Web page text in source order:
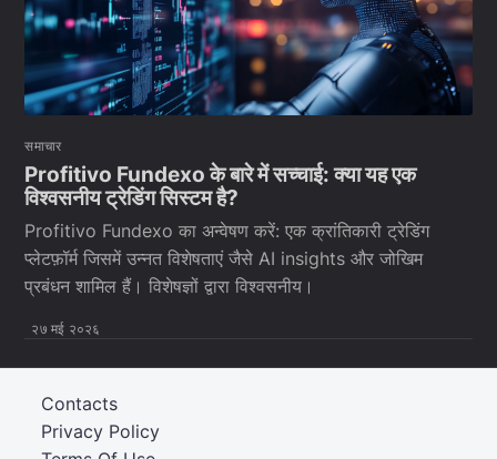
समाचार
Profitivo Fundexo के बारे में सच्चाई: क्या यह एक
विश्वसनीय ट्रेडिंग सिस्टम है?
Profitivo Fundexo का अन्वेषण करें: एक क्रांतिकारी ट्रेडिंग
प्लेटफ़ॉर्म जिसमें उन्नत विशेषताएं जैसे AI insights और जोखिम
प्रबंधन शामिल हैं। विशेषज्ञों द्वारा विश्वसनीय।
२७ मई २०२६
Privacy Policy
Contacts